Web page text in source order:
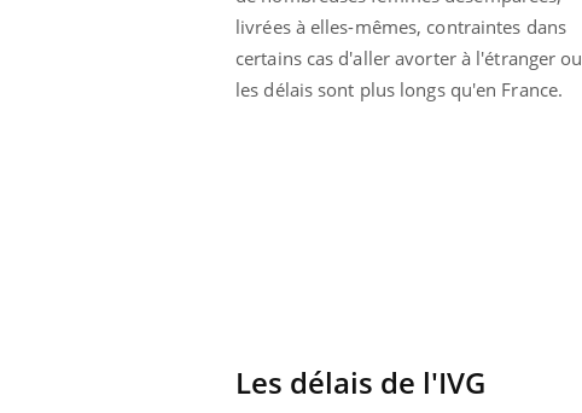
livrées à elles-mêmes, contraintes dans
certains cas d'aller avorter à l'étranger ou
les délais sont plus longs qu'en France.
Les délais de l'IVG
Les médicaments GLP-1
protègent-ils aussi les os
?